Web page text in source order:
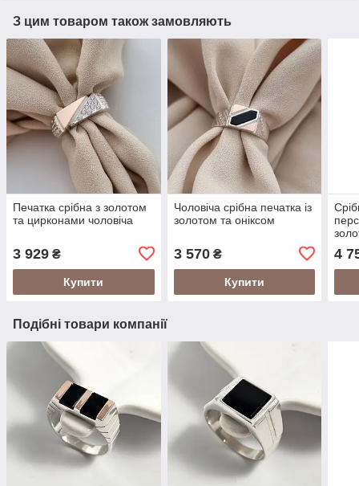
З цим товаром також замовляють
Печатка срібна з золотом
та цирконами чоловіча
3 929 ₴
Купити
Чоловіча срібна печатка із
золотом та оніксом
3 570₴
Купити
4
Подібні товари компанії